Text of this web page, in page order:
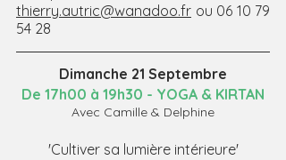
thierry.autric@wanadoo.fr ou 06 10 79
54 28
Dimanche 21 Septembre
De 17h00 à 19h30 - YOGA & KIRTAN
Avec Camille & Delphine
'Cultiver sa lumière intérieure'